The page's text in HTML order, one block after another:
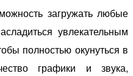
загружать любые
увлекательным
полностью окунуться в
графики и звука,